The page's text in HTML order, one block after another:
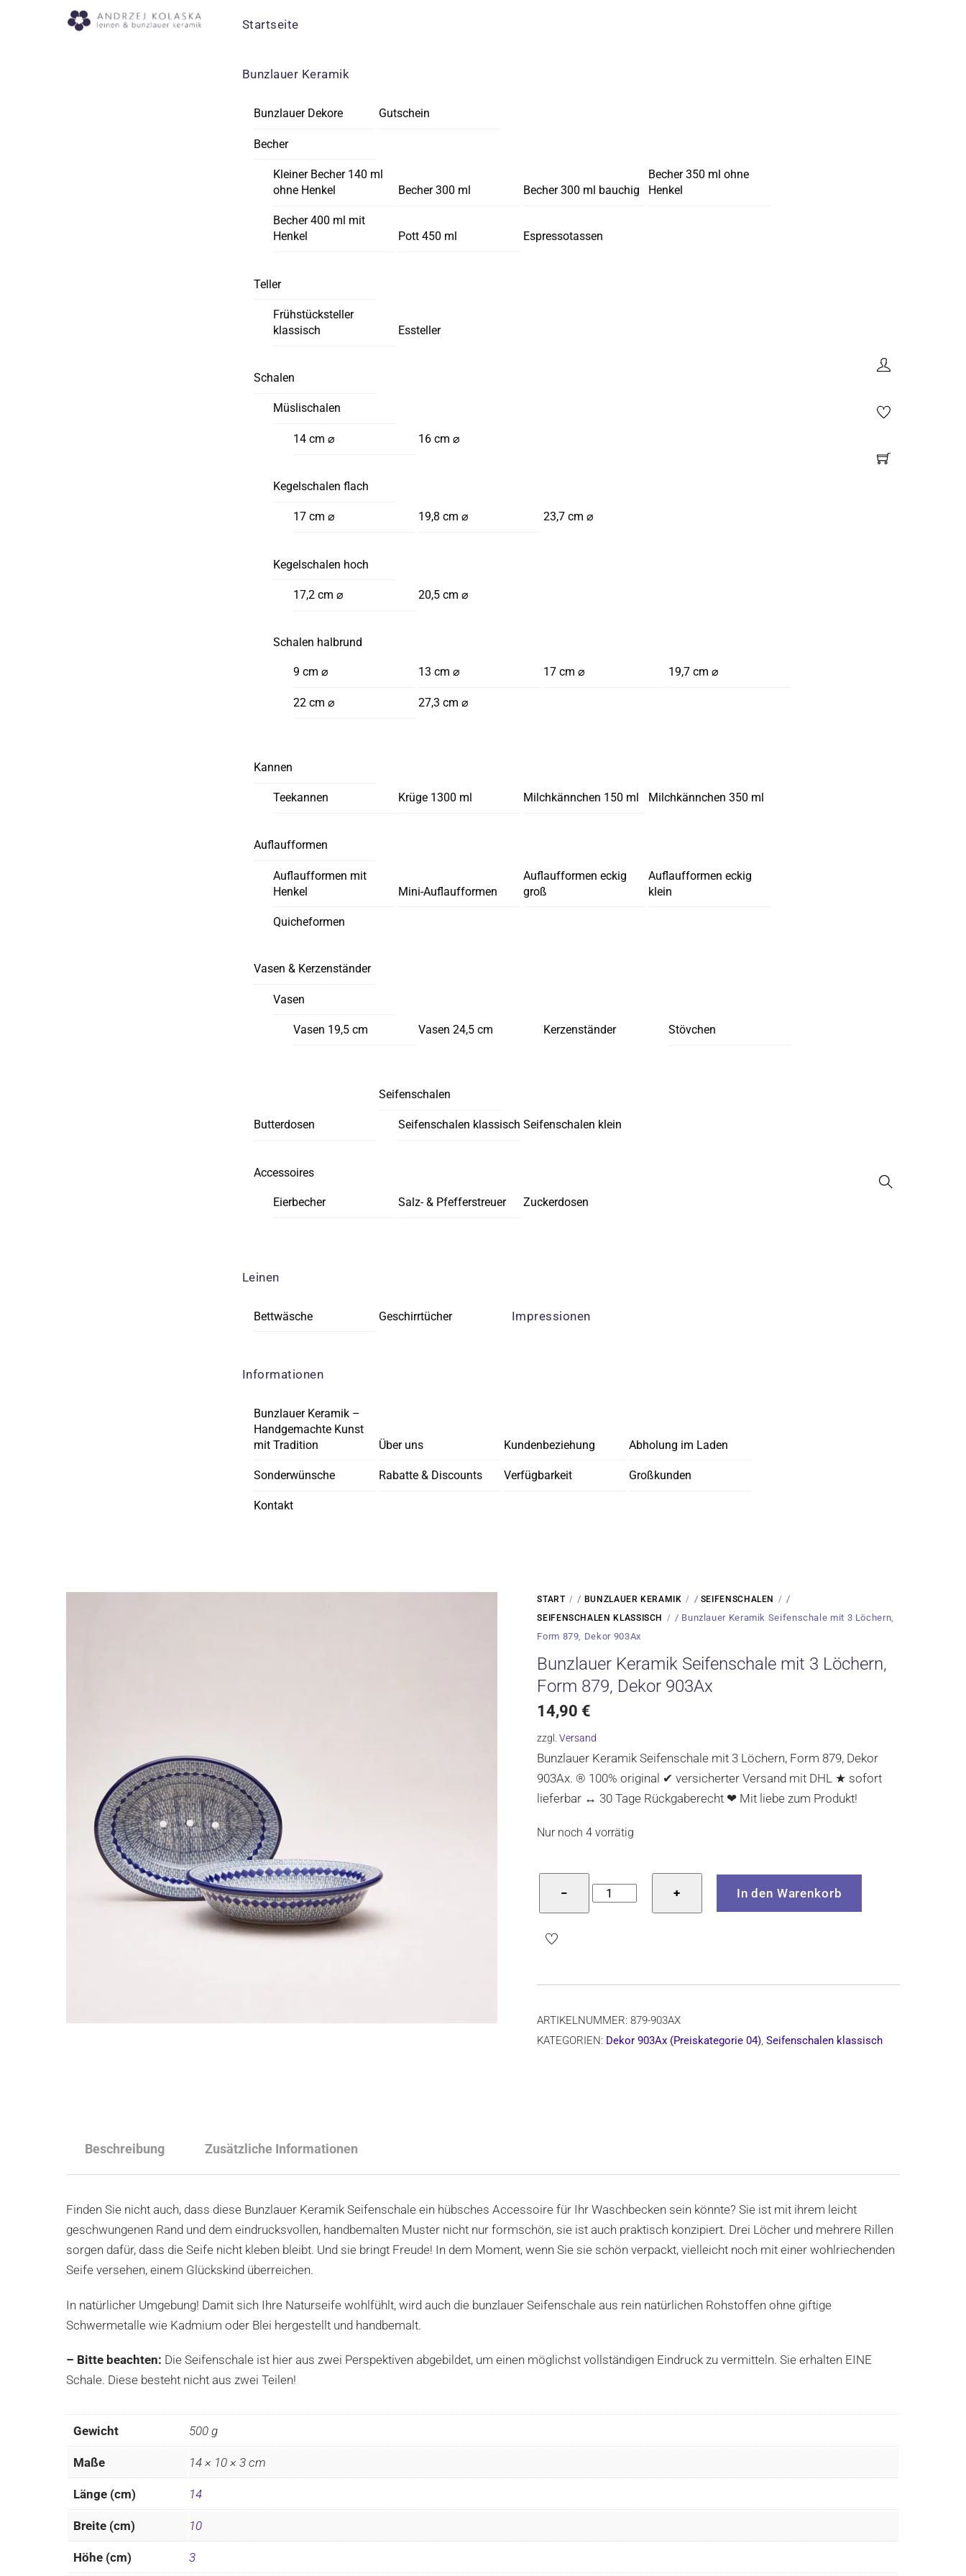
Menu
Startseite
Bunzlauer Keramik
Bunzlauer Dekore Gutschein
Becher
Kleiner Becher 140 ml
ohne Henkel
Becher 300 ml Becher 300 ml bauchig
Becher 350 ml ohne
Henkel
Becher 400 ml mit
Henkel
Pott 450 ml Espressotassen
Teller
Frühstücksteller
klassisch
Essteller
Schalen
Müslischalen
14 cm ⌀ 16 cm ⌀
Kegelschalen flach
17 cm ⌀ 19,8 cm ⌀ 23,7 cm ⌀
Kegelschalen hoch
17,2 cm ⌀ 20,5 cm ⌀
Schalen halbrund
9 cm ⌀ 13 cm ⌀ 17 cm ⌀ 19,7 cm ⌀
22 cm ⌀ 27,3 cm ⌀
Kannen
Teekannen Krüge 1300 ml Milchkännchen 150 ml Milchkännchen 350 ml
Auflaufformen
Auflaufformen mit
Henkel
Mini-Auflaufformen
Auflaufformen eckig
groß
Auflaufformen eckig
klein
Quicheformen
Vasen & Kerzenständer
Vasen
Vasen 19,5 cm Vasen 24,5 cm Kerzenständer Stövchen
Butterdosen
Seifenschalen
Seifenschalen klassisch Seifenschalen klein
Accessoires
Eierbecher Salz- & Pfefferstreuer Zuckerdosen
Leinen
Bettwäsche Geschirrtücher Impressionen
Informationen
Bunzlauer Keramik –
Handgemachte Kunst
mit Tradition
Über uns Kundenbeziehung Abholung im Laden
Sonderwünsche Rabatte & Discounts Verfügbarkeit Großkunden
Kontakt
START / BUNZLAUER KERAMIK / SEIFENSCHALEN /
SEIFENSCHALEN KLASSISCH
/ Bunzlauer Keramik Seifenschale mit 3 Löchern,
Form 879, Dekor 903Ax
Bunzlauer Keramik Seifenschale mit 3 Löchern,
Form 879, Dekor 903Ax
14,90 €
zzgl.Versand
Bunzlauer Keramik Seifenschale mit 3 Löchern, Form 879, Dekor
903Ax. ® 100% original ✔ versicherter Versand mit DHL ★ sofort
lieferbar ↔ 30 Tage Rückgaberecht ❤ Mit liebe zum Produkt!
Nur noch 4 vorrätig
−
Bunzlauer
Keramik
Löchern,
879,
Dekor
+ In den Warenkorb
ARTIKELNUMMER:879-903AX
KATEGORIEN: Dekor 903Ax (Preiskategorie 04),Seifenschalen klassisch
Beschreibung Zusätzliche Informationen
Finden Sie nicht auch, dass diese Bunzlauer Keramik Seifenschale ein hübsches Accessoire für Ihr Waschbecken sein könnte? Sie ist mit ihrem leicht
geschwungenen Rand und dem eindrucksvollen, handbemalten Muster nicht nur formschön, sie ist auch praktisch konzipiert. Drei Löcher und mehrere Rillen
sorgen dafür, dass die Seife nicht kleben bleibt. Und sie bringt Freude! In dem Moment, wenn Sie sie schön verpackt, vielleicht noch mit einer wohlriechenden
Seife versehen, einem Glückskind überreichen.
In natürlicher Umgebung! Damit sich Ihre Naturseife wohlfühlt, wird auch die bunzlauer Seifenschale aus rein natürlichen Rohstoffen ohne giftige
Schwermetalle wie Kadmium oder Blei hergestellt und handbemalt.
– Bitte beachten: Die Seifenschale ist hier aus zwei Perspektiven abgebildet, um einen möglichst vollständigen Eindruck zu vermitteln. Sie erhalten EINE
Schale. Diese besteht nicht aus zwei Teilen!
Gewicht 500 g
Maße 14 × 10 × 3 cm
Länge (cm) 14
Breite (cm) 10
Höhe (cm) 3